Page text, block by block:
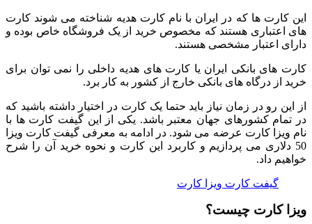
این کارت ها که در ایران با نام کارت هدیه شناخته می شوند کارت
های اعتباری هستند که مخصوص خرید از یک فروشگاه خاص بوده و
دارای اعتبار مشخصی هستند.
کارت های بانکی ایران یا کارت های هدیه داخلی را نمی توان برای
خرید از درگاه های بانکی خارج از کشور به کار برد.
از این رو در زمان نیاز باید حتما یک کارت در اختیار داشته باشید که
در تمام کشورهای جهان معتبر باشد. یکی از این گیفت کارت ها با
نام ویزا کارت عرضه می شود. در ادامه به معرفی گیفت کارت ویزا
50 دلاری می پردازیم و کاربرد این کارت و نحوه خرید آن را شرح
خواهیم داد.
گیفت کارت ویزا کارت
ویزا کارت چیست؟